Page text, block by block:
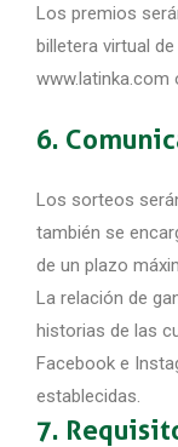
Los premios
billetera virtual
www.latinka.com
6.
Los sorteos
también se
de un plazo
La relación de
historias de las
Facebook e
establecidas.
7.